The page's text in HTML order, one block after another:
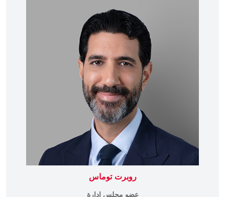
روبرت توماس
عضو مجلس إدارة